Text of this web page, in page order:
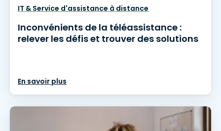
IT & Service d'assistance à distance
Inconvénients de la téléassistance :
relever les défis et trouver des solutions
En savoir plus